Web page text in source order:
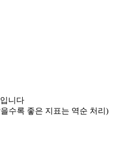
입니다
수록 좋은 지표는 역순 처리)